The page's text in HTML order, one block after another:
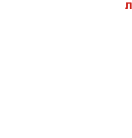
נחש כבר לא כותבים
למלחמת תגובות
על המכוניות. "שירת
הסיסמאות מהרחוב
לשיר אחד בלתי נשכח. מכל
אחד בטוח שהוא צודק.